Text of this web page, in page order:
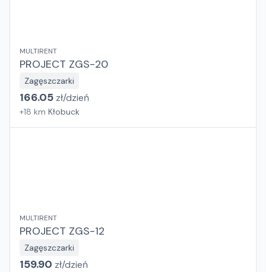
MULTIRENT
PROJECT ZGS-20
Zagęszczarki
166.05 zł/dzień
+18 km Kłobuck
MULTIRENT
PROJECT ZGS-12
Zagęszczarki
159.90 zł/dzień